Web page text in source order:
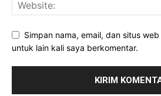
Simpan nama, email, dan situs
untuk lain kali saya berkomentar.